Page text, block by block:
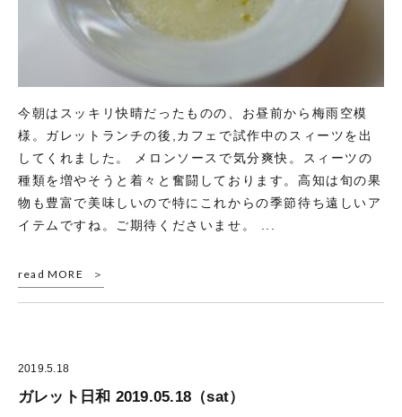
今朝はスッキリ快晴だったものの、お昼前から梅雨空模
様。ガレットランチの後,カフェで試作中のスィーツを出
してくれました。 メロンソースで気分爽快。スィーツの
種類を増やそうと着々と奮闘しております。高知は旬の果
物も豊富で美味しいので特にこれからの季節待ち遠しいア
イテムですね。ご期待くださいませ。 ...
read MORE
2019.5.18
ガレット日和 2019.05.18（sat）